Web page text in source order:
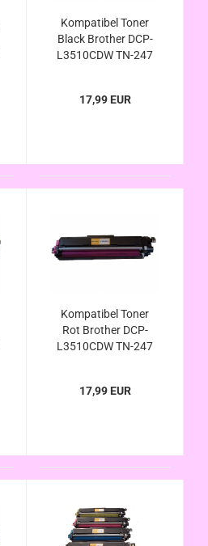
Kompatibel Toner
Black Brother DCP-
L3510CDW TN-247
17,99 EUR
Kompatibel Toner
Rot Brother DCP-
L3510CDW TN-247
17,99 EUR